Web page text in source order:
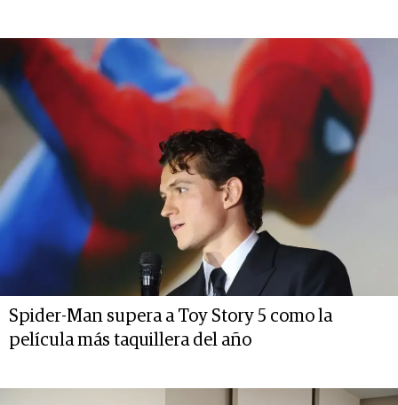
Spider-Man supera a Toy Story 5 como la
película más taquillera del año